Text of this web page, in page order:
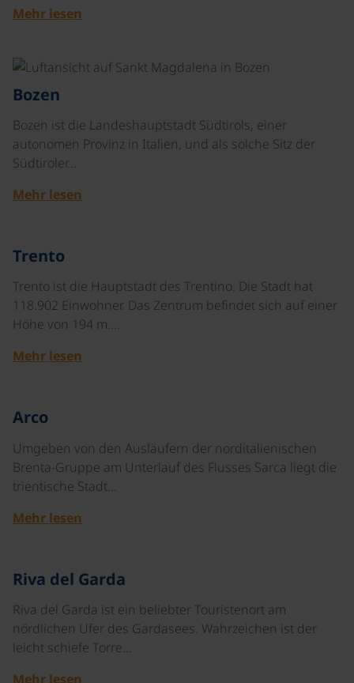
Mehr lesen
Bozen
Bozen ist die Landeshauptstadt Südtirols, einer
autonomen Provinz in Italien, und als solche Sitz der
Südtiroler…
Mehr lesen
Trento
Trento ist die Hauptstadt des Trentino. Die Stadt hat
118.902 Einwohner. Das Zentrum befindet sich auf einer
Höhe von 194 m.…
Mehr lesen
Arco
Umgeben von den Ausläufern der norditalienischen
Brenta-Gruppe am Unterlauf des Flusses Sarca liegt die
trientische Stadt…
Mehr lesen
Riva del Garda
Riva del Garda ist ein beliebter Touristenort am
nördlichen Ufer des Gardasees. Wahrzeichen ist der
leicht schiefe Torre…
Mehr lesen